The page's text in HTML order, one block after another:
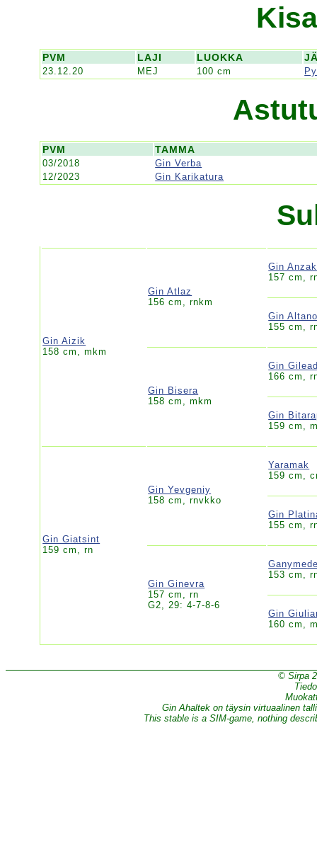
PVM LAJI LUOKKA
23.12.20 MEJ 100 cm
PVM TAMMA
03/2018
Gin Verba
12/2023
Gin Karikatura
Gin Aizik
158 cm, mkm
Gin Atlaz
156 cm, rnkm
Gin Anzak
157 cm,
Gin
155 cm,
Gin Bisera
158 cm, mkm
Gin
166 cm,
Gin
159 cm,
Gin Giatsint
159 cm, rn
Gin Yevgeniy
158 cm, rnvkko
Yaramak
159 cm,
Gin
155 cm,
Gin Ginevra
157 cm, rn
G2, 29: 4-7-8-6
153 cm,
Gin
160 cm,
© Sirpa
Gin Ahaltek on täysin virtuaalinen
This stable is a SIM-game, nothing